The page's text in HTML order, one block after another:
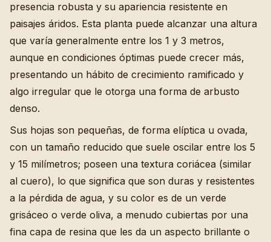
presencia robusta y su apariencia resistente en
paisajes áridos. Esta planta puede alcanzar una altura
que varía generalmente entre los 1 y 3 metros,
aunque en condiciones óptimas puede crecer más,
presentando un hábito de crecimiento ramificado y
algo irregular que le otorga una forma de arbusto
denso.
Sus hojas son pequeñas, de forma elíptica u ovada,
con un tamaño reducido que suele oscilar entre los 5
y 15 milímetros; poseen una textura coriácea (similar
al cuero), lo que significa que son duras y resistentes
a la pérdida de agua, y su color es de un verde
grisáceo o verde oliva, a menudo cubiertas por una
fina capa de resina que les da un aspecto brillante o